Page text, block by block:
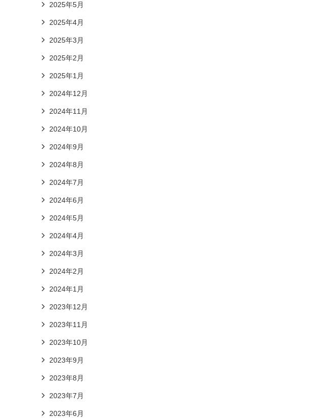
2025年5月
2025年4月
2025年3月
2025年2月
2025年1月
2024年12月
2024年11月
2024年10月
2024年9月
2024年8月
2024年7月
2024年6月
2024年5月
2024年4月
2024年3月
2024年2月
2024年1月
2023年12月
2023年11月
2023年10月
2023年9月
2023年8月
2023年7月
2023年6月